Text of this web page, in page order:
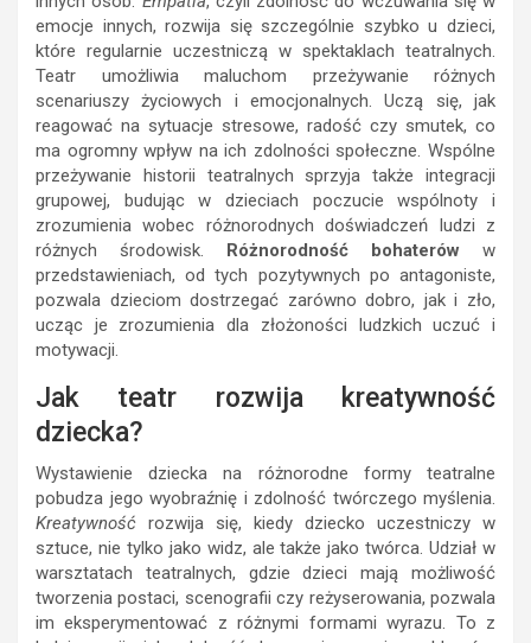
emocje innych, rozwija się szczególnie szybko u dzieci,
które regularnie uczestniczą w spektaklach teatralnych.
Teatr umożliwia maluchom przeżywanie różnych
scenariuszy życiowych i emocjonalnych. Uczą się, jak
reagować na sytuacje stresowe, radość czy smutek, co
ma ogromny wpływ na ich zdolności społeczne. Wspólne
przeżywanie historii teatralnych sprzyja także integracji
grupowej, budując w dzieciach poczucie wspólnoty i
zrozumienia wobec różnorodnych doświadczeń ludzi z
różnych środowisk.
Różnorodność bohaterów w
przedstawieniach, od tych pozytywnych po antagoniste,
pozwala dzieciom dostrzegać zarówno dobro, jak i zło,
ucząc je zrozumienia dla złożoności ludzkich uczuć i
motywacji.
Jak teatr rozwija kreatywność
dziecka?
Wystawienie dziecka na różnorodne formy teatralne
pobudza jego wyobraźnię i zdolność twórczego myślenia.
Kreatywność rozwija się, kiedy dziecko uczestniczy w
sztuce, nie tylko jako widz, ale także jako twórca. Udział w
warsztatach teatralnych, gdzie dzieci mają możliwość
tworzenia postaci, scenografii czy reżyserowania, pozwala
im eksperymentować z różnymi formami wyrazu. To z